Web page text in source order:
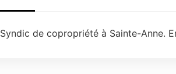
Syndic de copropriété à Sainte-Anne.